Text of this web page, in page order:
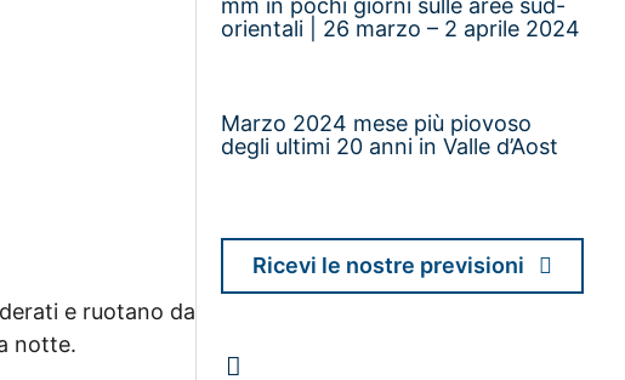
e ruotano da
notte.
mm in pochi giorni sulle aree sud-
orientali | 26 marzo – 2 aprile 2024
Marzo 2024 mese più piovoso
degli ultimi 20 anni in Valle d’Aost
Ricevi le nostre previsioni